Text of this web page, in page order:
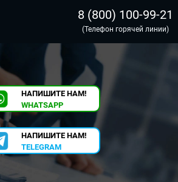
8 (800) 100-99-21
(Телефон горячей линии)
НАПИШИТЕ НАМ!
WHATSAPP
НАПИШИТЕ НАМ!
TELEGRAM